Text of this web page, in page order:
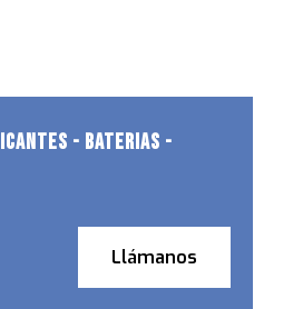
- BATERIAS -
Llámanos